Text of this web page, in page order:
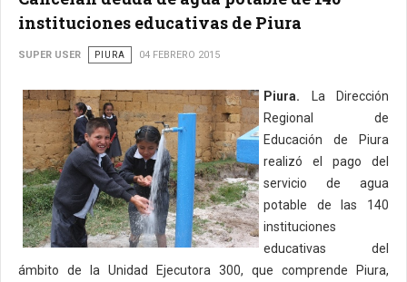
instituciones educativas de Piura
SUPER USER PIURA 04 FEBRERO 2015
Piura. La Dirección
Regional de
Educación de Piura
realizó el pago del
servicio de agua
potable de las 140
instituciones
educativas del
ámbito de la Unidad Ejecutora 300, que comprende Piura,